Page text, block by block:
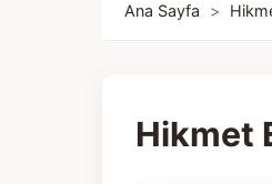
Ana Sayfa >
Hikmet